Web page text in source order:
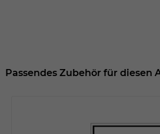
Passendes Zubehör für diesen